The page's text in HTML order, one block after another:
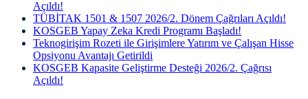
Açıldı!
TÜBİTAK 1501 & 1507 2026/2. Dönem Çağrıları Açıldı!
KOSGEB Yapay Zeka Kredi Programı Başladı!
Teknogirişim Rozeti ile Girişimlere Yatırım ve Çalışan Hisse
Opsiyonu Avantajı Getirildi
KOSGEB Kapasite Geliştirme Desteği 2026/2. Çağrısı
Açıldı!